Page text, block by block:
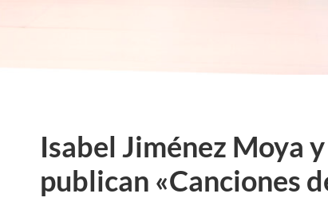
Isabel Jiménez Moya
publican «Canciones